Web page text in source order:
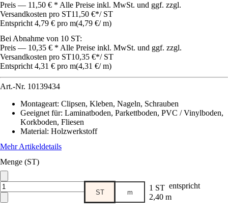
Preis — 11,50 € * Alle Preise inkl. MwSt. und ggf. zzgl.
Versandkosten pro ST11,50 €*/ ST
Entspricht 4,79 € pro m(4,79 €/ m)
Bei Abnahme von 10 ST:
Preis — 10,35 € * Alle Preise inkl. MwSt. und ggf. zzgl.
Versandkosten pro ST10,35 €*/ ST
Entspricht 4,31 € pro m(4,31 €/ m)
Art.-Nr. 10139434
Montageart: Clipsen, Kleben, Nageln, Schrauben
Geeignet für: Laminatboden, Parkettboden, PVC / Vinylboden,
Korkboden, Fliesen
Material: Holzwerkstoff
Mehr Artikeldetails
Menge (ST)
ST m 1 ST entspricht
2,40 m